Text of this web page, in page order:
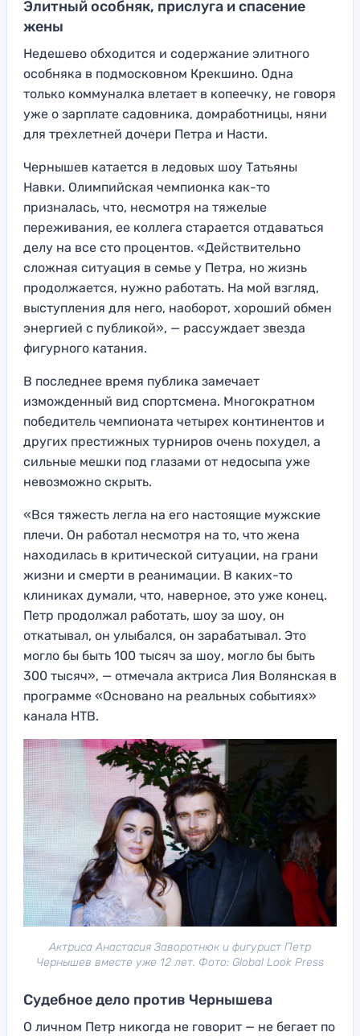
Элитный особняк, прислуга и спасение
жены
Недешево обходится и содержание элитного
особняка в подмосковном Крекшино. Одна
только коммуналка влетает в копеечку, не говоря
уже о зарплате садовника, домработницы, няни
для трехлетней дочери Петра и Насти.
Чернышев катается в ледовых шоу Татьяны
Навки. Олимпийская чемпионка как-то
призналась, что, несмотря на тяжелые
переживания, ее коллега старается отдаваться
делу на все сто процентов. «Действительно
сложная ситуация в семье у Петра, но жизнь
продолжается, нужно работать. На мой взгляд,
выступления для него, наоборот, хороший обмен
энергией с публикой», — рассуждает звезда
фигурного катания.
В последнее время публика замечает
изможденный вид спортсмена. Многократном
победитель чемпионата четырех континентов и
других престижных турниров очень похудел, а
сильные мешки под глазами от недосыпа уже
невозможно скрыть.
«Вся тяжесть легла на его настоящие мужские
плечи. Он работал несмотря на то, что жена
находилась в критической ситуации, на грани
жизни и смерти в реанимации. В каких-то
клиниках думали, что, наверное, это уже конец.
Петр продолжал работать, шоу за шоу, он
откатывал, он улыбался, он зарабатывал. Это
могло бы быть 100 тысяч за шоу, могло бы быть
300 тысяч», — отмечала актриса Лия Волянская в
программе «Основано на реальных событиях»
канала НТВ.
Актриса Анастасия Заворотнюк и фигурист Петр
Чернышев вместе уже 12 лет. Фото: Global Look Press
Судебное дело против Чернышева
О личном Петр никогда не говорит — не бегает по